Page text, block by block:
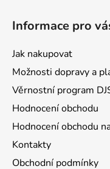
Informace pro
Jak nakupovat
Možnosti dopravy a
Věrnostní program
Hodnocení obchodu
Hodnocení obchodu
Kontakty
Obchodní podmínky